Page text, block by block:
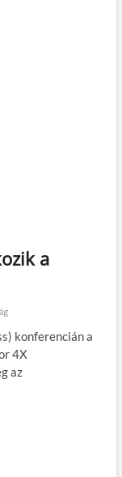
a
konferencián a
4X
az